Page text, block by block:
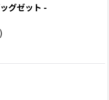
グゼット -